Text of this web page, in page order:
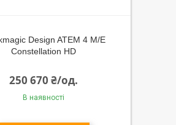
Design ATEM 4 M/E
Constellation HD
250 670 ₴/од.
В наявності